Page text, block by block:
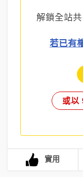
解鎖全站共
若已有
或以
實用